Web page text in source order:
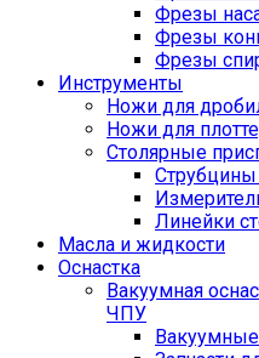
Фрезы
Фрезы
Фрезы
Инструменты
Ножи для
Ножи для
Столярные
Линейки
Масла и жидкости
Оснастка
Вакуумная
ЧПУ